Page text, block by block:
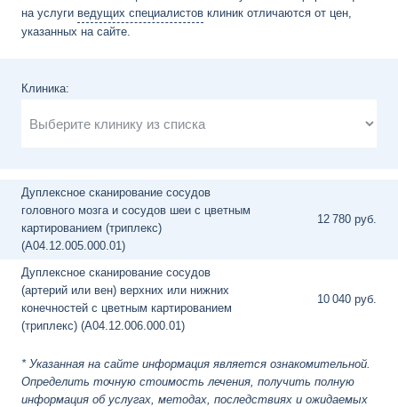
на услуги ведущих специалистов клиник отличаются от цен,
указанных на сайте.
Клиника:
Дуплексное сканирование сосудов
головного мозга и сосудов шеи с цветным
картированием (триплекс)
(A04.12.005.000.01)
12 780 руб.
Дуплексное сканирование сосудов
(артерий или вен) верхних или нижних
конечностей с цветным картированием
(триплекс) (A04.12.006.000.01)
10 040 руб.
* Указанная на сайте информация является ознакомительной.
Определить точную стоимость лечения, получить полную
информация об услугах, методах, последствиях и ожидаемых